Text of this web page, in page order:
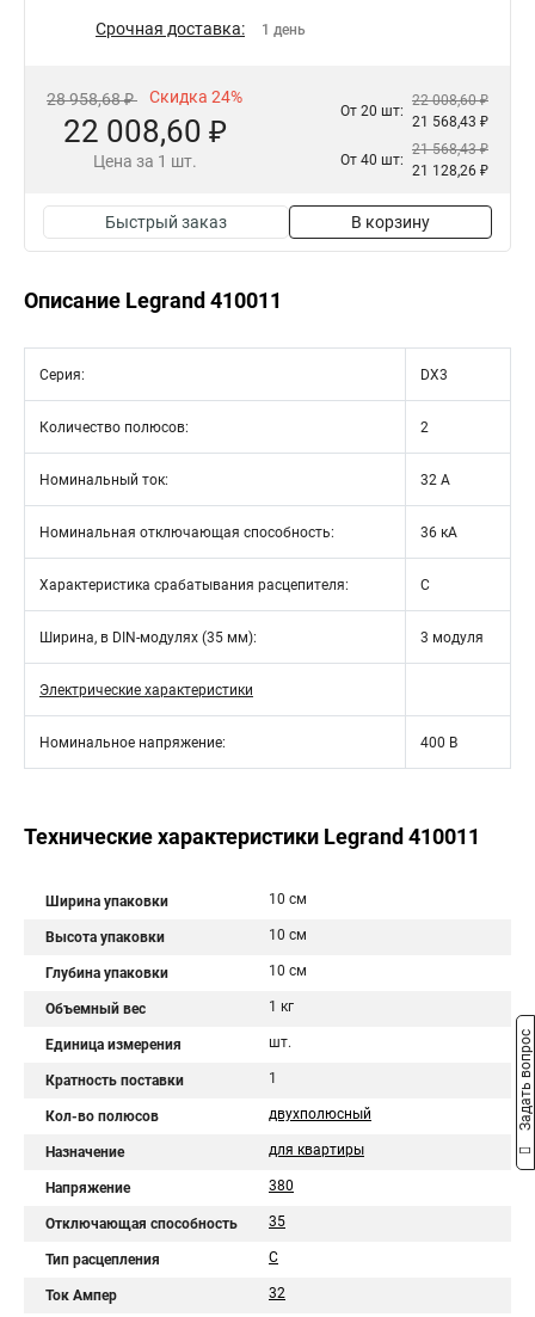
Срочная доставка: 1 день
28 958,68 ₽ Скидка 24%
22 008,60 ₽
Цена за 1 шт.
От 20 шт:
22 008,60 ₽
21 568,43 ₽
От 40 шт:
21 568,43 ₽
21 128,26 ₽
Быстрый заказ В корзину
Описание Legrand 410011
Серия: DX3
Количество полюсов: 2
Номинальный ток: 32 А
Номинальная отключающая способность: 36 кА
Характеристика срабатывания расцепителя: C
Ширина, в DIN-модулях (35 мм): 3 модуля
Электрические характеристики
Номинальное напряжение: 400 В
Технические характеристики Legrand 410011
Ширина упаковки 10 см
Высота упаковки 10 см
Глубина упаковки 10 см
Объемный вес 1 кг
Единица измерения шт.
Кратность поставки 1
Кол-во полюсов двухполюсный
Назначение для квартиры
Напряжение 380
Отключающая способность 35
Тип расцепления C
Ток Ампер 32
Задать вопрос